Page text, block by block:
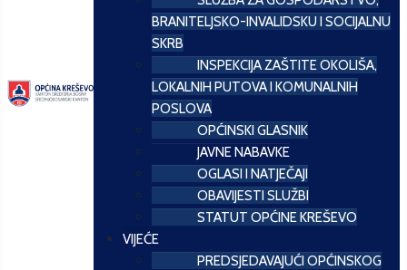
BRANITELJSKO-INVALIDSKU I SOCIJALNU
SKRB
INSPEKCIJA ZAŠTITE OKOLIŠA,
LOKALNIH PUTOVA I KOMUNALNIH
POSLOVA
OPĆINSKI GLASNIK
JAVNE NABAVKE
OGLASI I NATJEČAJI
OBAVIJESTI SLUŽBI
STATUT OPĆINE KREŠEVO
VIJEĆE
PREDSJEDAVAJUĆI OPĆINSKOG